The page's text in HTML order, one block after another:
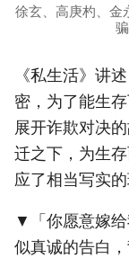
徐玄、高庚杓、金
《私生活》讲
密，为了能生
展开诈欺对决
迁之下，为生
应了相当写实的
▼「你愿意嫁
似真诚的告白